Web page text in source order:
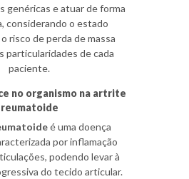
genéricas e atuar de forma
considerando o estado
risco de perda de massa
particularidades de cada
paciente.
no organismo na artrite
reumatoide
é uma doença
por inflamação
podendo levar à
do tecido articular.